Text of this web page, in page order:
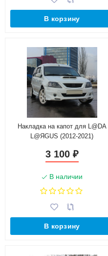
В корзину
Накладка на капот для L@DA
L@ЯGUS (2012-2021)
3 100 ₽
В наличии
В корзину